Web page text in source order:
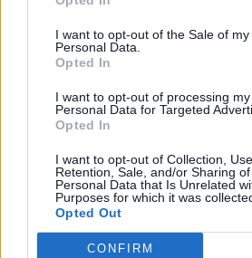
I want to opt-out of the Sale of my
Personal Data.
Opted In
I want to opt-out of processing my
Personal Data for Targeted
Opted In
I want to opt-out of Collection, Use,
Retention, Sale, and/or Sharing
Personal Data that Is Unrelated
Purposes for which it was
Opted Out
CONFIRM
Altatógázos